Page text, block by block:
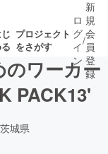
プロジェクト
をさがす
近いプ
ロ
グ
イ
ン
/
新
規
会
員
登
録
のワーカー
PACK13'
茨城県